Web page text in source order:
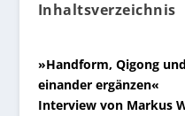
Inhaltsverzeichnis
»Handform, Qigong
einander ergänzen«
Interview von Markus